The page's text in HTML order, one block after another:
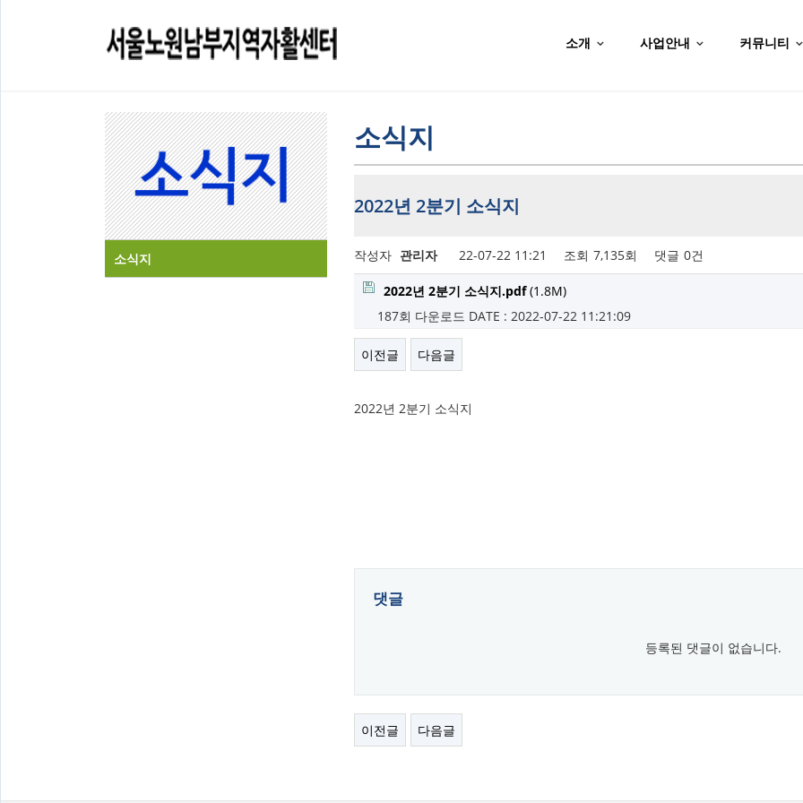
소개 사업안내 커뮤니티
소식지
소식지
2022년 2분기 소식지
작성자 관리자 22-07-22 11:21 조회 7,135회 댓글 0건
2022년 2분기 소식지.pdf(1.8M)
187회 다운로드 DATE : 2022-07-22 11:21:09
이전글 다음글
2022년 2분기 소식지
댓글
등록된 댓글이 없습니다.
이전글 다음글